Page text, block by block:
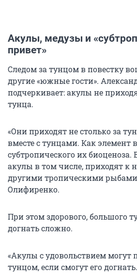
Акулы, медузы и
привет»
Следом за тунцом в повестку
другие «южные гости».
подчеркивает: акулы не
тунца.
«Они приходят не столько за
вместе с тунцами. Как элемент
субтропического их
акулы в том числе, приходят к
другими тропическими
Олифиренко.
При этом здорового, большого
догнать сложно.
«Акулы с удовольствием могут
тунцом, если смогут его